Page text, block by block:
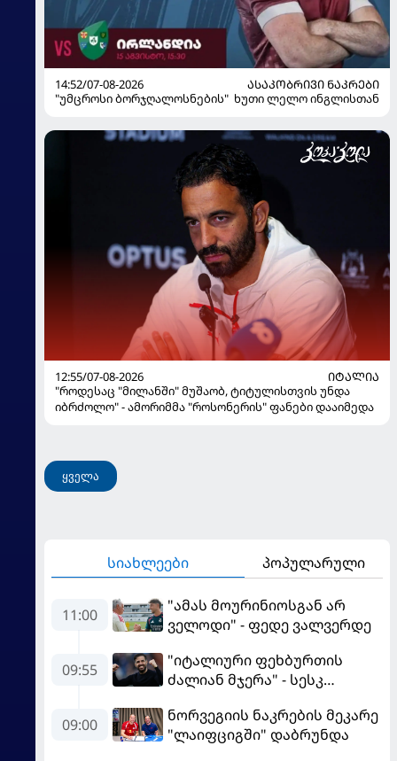
14:52/07-08-2026
ᲐᲡᲐᲙᲝᲑᲠᲘᲕᲘ ᲜᲐᲙᲠᲔᲑᲘ
"უმცროსი ბორჯღალოსნების" ხუთი ლელო ინგლისთან
12:55/07-08-2026
ᲘᲢᲐᲚᲘᲐ
"როდესაც "მილანში" მუშაობ, ტიტულისთვის უნდა
იბრძოლო" - ამორიმმა "როსონერის" ფანები დააიმედა
ყველა
სიახლეები პოპულარული
11:00
"ამას მოურინიოსგან არ
ველოდი" - ფედე ვალვერდე
09:55
"იტალიური ფეხბურთის
ძალიან მჯერა" - სესკ
09:00
ნორვეგიის ნაკრების მეკარე
"ლაიფციგში" დაბრუნდა